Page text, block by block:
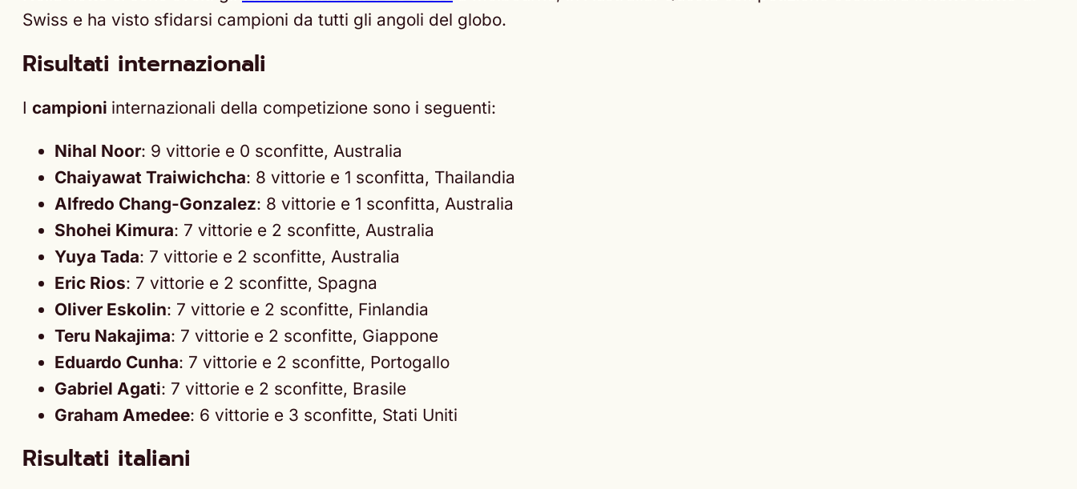
Swiss e ha visto sfidarsi campioni da tutti gli angoli del globo.
Risultati internazionali
I campioni internazionali della competizione sono i seguenti:
Nihal Noor: 9 vittorie e 0 sconfitte, Australia
Chaiyawat Traiwichcha: 8 vittorie e 1 sconfitta, Thailandia
Alfredo Chang-Gonzalez: 8 vittorie e 1 sconfitta, Australia
Shohei Kimura: 7 vittorie e 2 sconfitte, Australia
Yuya Tada: 7 vittorie e 2 sconfitte, Australia
Eric Rios: 7 vittorie e 2 sconfitte, Spagna
Oliver Eskolin: 7 vittorie e 2 sconfitte, Finlandia
Teru Nakajima: 7 vittorie e 2 sconfitte, Giappone
Eduardo Cunha: 7 vittorie e 2 sconfitte, Portogallo
Gabriel Agati: 7 vittorie e 2 sconfitte, Brasile
Graham Amedee: 6 vittorie e 3 sconfitte, Stati Uniti
Risultati italiani